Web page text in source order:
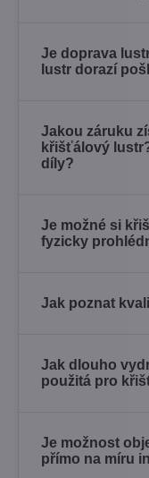
Je doprava
lustr dorazí
Jakou záruku
křišťálový
díly?
Je možné si
fyzicky
Jak poznat
Jak dlouho
použitá pro
Je možnost
přímo na míru